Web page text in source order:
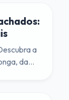
a
da